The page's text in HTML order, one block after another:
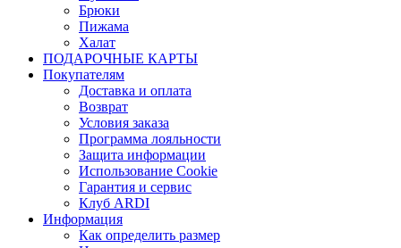
Брюки
Пижама
Халат
ПОДАРОЧНЫЕ КАРТЫ
Покупателям
Доставка и оплата
Возврат
Условия заказа
Программа лояльности
Защита информации
Использование Cookie
Гарантия и сервис
Клуб ARDI
Информация
Как определить размер